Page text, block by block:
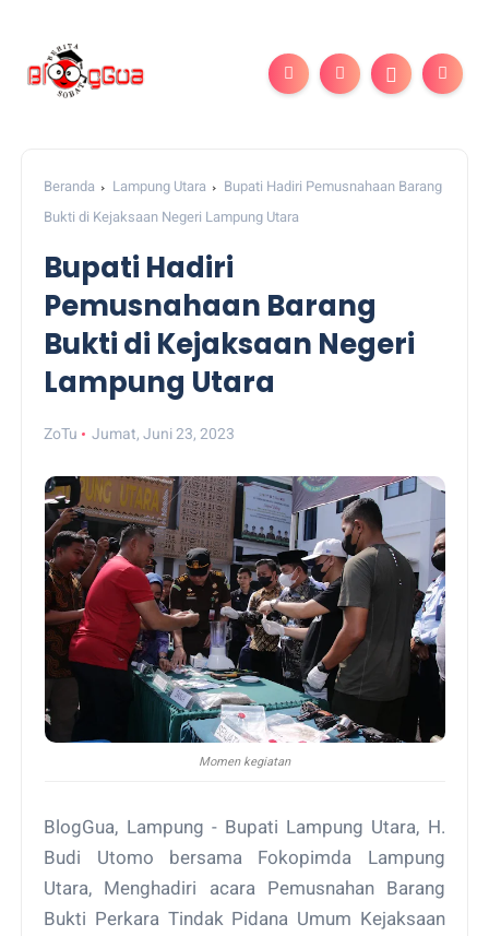
Beranda Lampung Utara
Bupati Hadiri Pemusnahaan Barang
Bukti di Kejaksaan Negeri Lampung Utara
Bupati Hadiri
Pemusnahaan Barang
Bukti di Kejaksaan Negeri
Lampung Utara
ZoTu Jumat, Juni 23, 2023
Momen kegiatan
BlogGua, Lampung - Bupati Lampung Utara, H.
Budi Utomo bersama Fokopimda Lampung
Utara, Menghadiri acara Pemusnahan Barang
Bukti Perkara Tindak Pidana Umum Kejaksaan